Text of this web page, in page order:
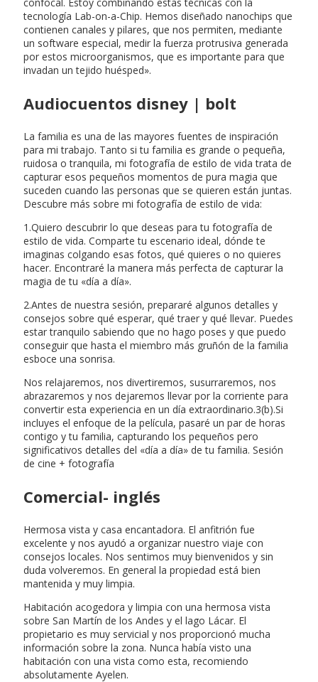
tecnología Lab-on-a-Chip. Hemos diseñado nanochips que
contienen canales y pilares, que nos permiten, mediante
un software especial, medir la fuerza protrusiva generada
por estos microorganismos, que es importante para que
invadan un tejido huésped».
Audiocuentos disney | bolt
La familia es una de las mayores fuentes de inspiración
para mi trabajo. Tanto si tu familia es grande o pequeña,
ruidosa o tranquila, mi fotografía de estilo de vida trata de
capturar esos pequeños momentos de pura magia que
suceden cuando las personas que se quieren están juntas.
Descubre más sobre mi fotografía de estilo de vida:
1.Quiero descubrir lo que deseas para tu fotografía de
estilo de vida. Comparte tu escenario ideal, dónde te
imaginas colgando esas fotos, qué quieres o no quieres
hacer. Encontraré la manera más perfecta de capturar la
magia de tu «día a día».
2.Antes de nuestra sesión, prepararé algunos detalles y
consejos sobre qué esperar, qué traer y qué llevar. Puedes
estar tranquilo sabiendo que no hago poses y que puedo
conseguir que hasta el miembro más gruñón de la familia
esboce una sonrisa.
Nos relajaremos, nos divertiremos, susurraremos, nos
abrazaremos y nos dejaremos llevar por la corriente para
convertir esta experiencia en un día extraordinario.3(b).Si
incluyes el enfoque de la película, pasaré un par de horas
contigo y tu familia, capturando los pequeños pero
significativos detalles del «día a día» de tu familia. Sesión
de cine + fotografía
Comercial- inglés
Hermosa vista y casa encantadora. El anfitrión fue
excelente y nos ayudó a organizar nuestro viaje con
consejos locales. Nos sentimos muy bienvenidos y sin
duda volveremos. En general la propiedad está bien
mantenida y muy limpia.
Habitación acogedora y limpia con una hermosa vista
sobre San Martín de los Andes y el lago Lácar. El
propietario es muy servicial y nos proporcionó mucha
información sobre la zona. Nunca había visto una
habitación con una vista como esta, recomiendo
absolutamente Ayelen.